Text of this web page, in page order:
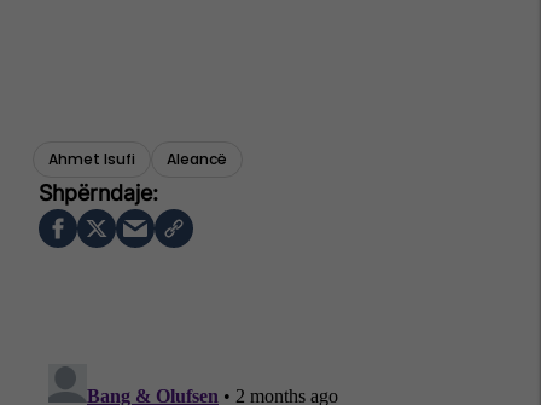
Ahmet Isufi Aleancë